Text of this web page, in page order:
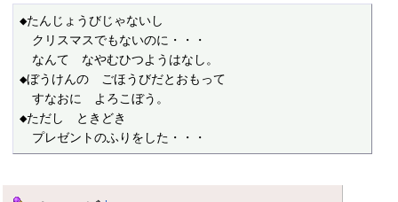
◆たんじょうびじゃないし
クリスマスでもないのに・・・
なんて　なやむひつようはなし。
◆ぼうけんの　ごほうびだとおもって
すなおに　よろこぼう。
◆ただし　ときどき
プレゼントのふりをした・・・